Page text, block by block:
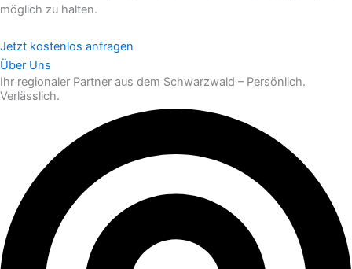
möglich zu halten.
Jetzt kostenlos anfragen
Über Uns
Ihr regionaler Partner aus dem Schwarzwald – Persönlich.
Verlässlich.